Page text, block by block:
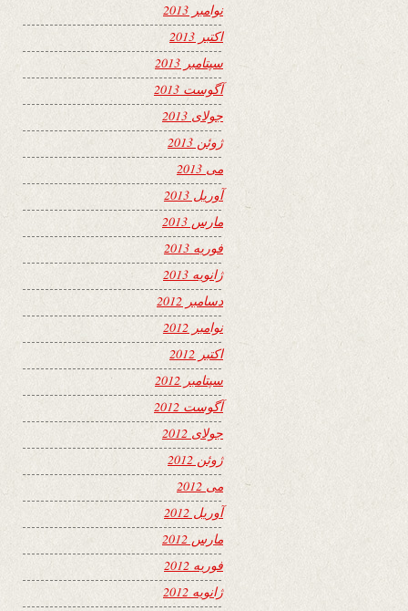
نوامبر 2013
اکتبر 2013
سپتامبر 2013
آگوست 2013
جولای 2013
ژوئن 2013
می 2013
آوریل 2013
مارس 2013
فوریه 2013
ژانویه 2013
دسامبر 2012
نوامبر 2012
اکتبر 2012
سپتامبر 2012
آگوست 2012
جولای 2012
ژوئن 2012
می 2012
آوریل 2012
مارس 2012
فوریه 2012
ژانویه 2012